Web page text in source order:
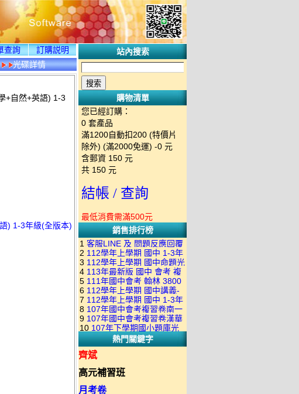
查詢
訂購説明
光碟詳情
+自然+英語) 1-3
) 1-3年級(全版本)
站內搜索
購物清單
您已經訂購：
0 套產品
滿1200自動扣200 (特價片
除外) (滿2000免運) -0 元
含郵資 150 元
共 150 元
結帳 / 查詢
最低消費需滿500元
銷售排行榜
1 客服LINE 及 問題反應回覆
方式 下單後出現訂單編號就
是訂購成功 不會有回覆信
2 112學年上學期 國中 1-3年
級 校用卷 (含南一.康軒.翰林.
全科目.全部卷.含解答)完整版
(2DVD)
3 112學年上學期 國中命題光
碟 康軒版 1-3年級(含108課
綱)(全年級、全領域) 題庫光
碟(不包含：藝文+綜合+健體)
4 113年最新版 國中 會考 複
習卷講義 共18卷(含南一百分
百EZ+南一超會考+康軒麻辣
+康軒會考勝經+康軒易點通
+康軒圖解E點通+漢華大聯盟
+翰林大滿貫+翰林橘子+翰林
Lite輕+翰林主題探索+奇鼎
KO+奇鼎進會考+金安新思維
+金安雙向溝通+金安會考
735+建弘細說.活用+漢華達
陣)全科目合輯版(3片裝)
5 111年國中會考 翰林 3800
應用題彙編 + 南一 3688 應用
題彙編+南一歷屆試題+康軒
3800+ 應用題彙編 1-3年級 卷
類光碟
6 112學年上學期 國中講義-
題型較難(康軒新挑戰麻辣講
義+翰林超級翰將講義+南一學
習標竿講義) 1-3年級 合輯版
DVD版
7 112學年上學期 國中 1-3年
級 習作解答+課本解答(含康
軒.南一.翰林全版本.全科目)
合輯版 DVD版
8 107年國中會考複習卷南一
版 ( 點線面 )全科目.九科含解
答.合輯正式版
9 107年國中會考複習卷漢華
版 ( 達陣 ) 全科目.八科含解
答.合輯正式版
10 107年下學期國小題庫光
碟-南一版（1～6年級）全科
目合輯版 (三片裝)
熱門關鍵字
齊斌
高元補習班
月考卷